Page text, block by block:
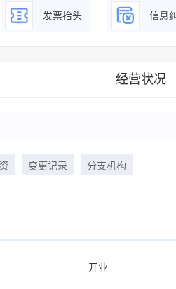
发票抬头 信息
经营状况
变更记录 分支机构
开业